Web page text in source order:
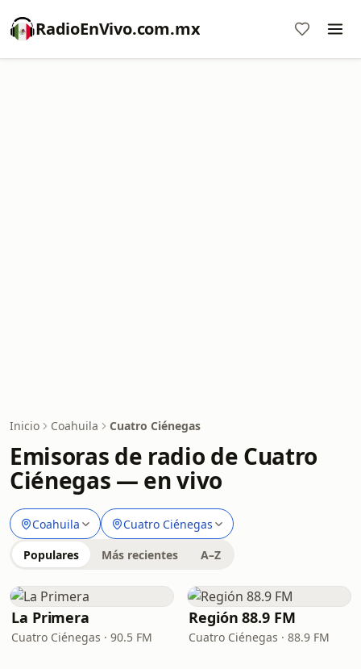
RadioEnVivo.com.mx
Inicio Coahuila Cuatro Ciénegas
Emisoras de radio de Cuatro
Ciénegas — en vivo
Coahuila Cuatro Ciénegas
Populares Más recientes A–Z
La Primera
Cuatro Ciénegas · 90.5 FM
Región 88.9 FM
Cuatro Ciénegas · 88.9 FM